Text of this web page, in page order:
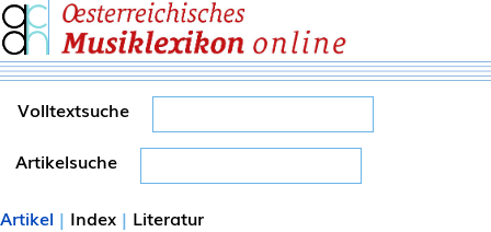
Volltextsuche
Artikelsuche
Artikel | Index | Literatur